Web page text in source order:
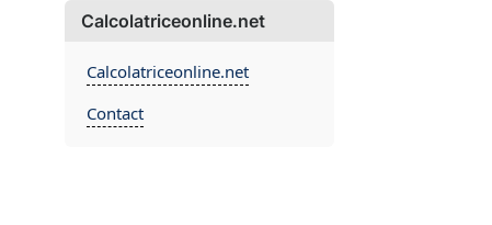
Calcolatriceonline.net
Calcolatriceonline.net
Contact